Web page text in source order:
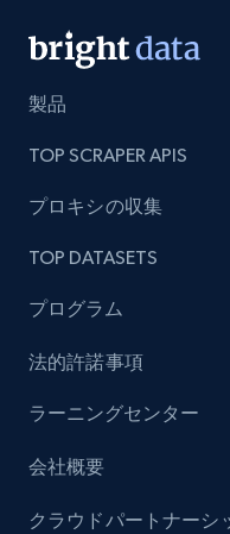
Business
5.3K+
YouTube - Channels
URL, Handle, Handle
more.
Social media
製品
TOP SCRAPER APIS
プロキシの収集
TOP DATASETS
プログラム
法的許諾事項
ラーニングセンター
会社概要
クラウドパートナーシ